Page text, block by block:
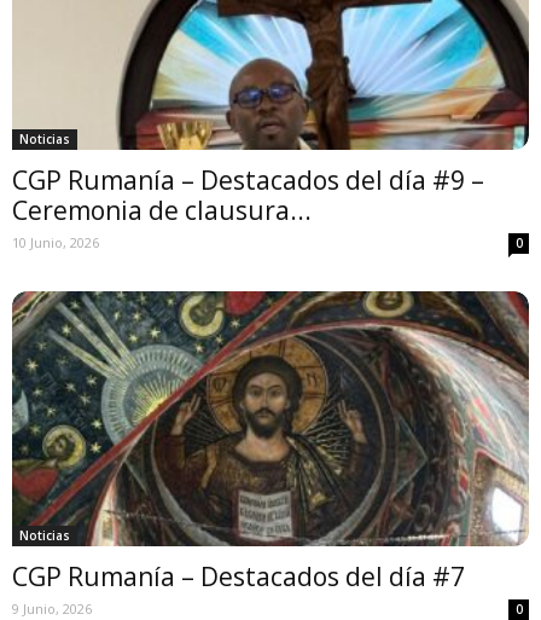
Noticias
CGP Rumanía – Destacados del día #9 –
Ceremonia de clausura...
10 Junio, 2026 0
Noticias
CGP Rumanía – Destacados del día #7
9 Junio, 2026 0